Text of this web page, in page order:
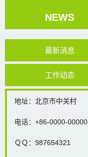
NEWS
最新消息
工作动态
地址：北京市中关村
电话：+86-0000-00000
ＱＱ：987654321